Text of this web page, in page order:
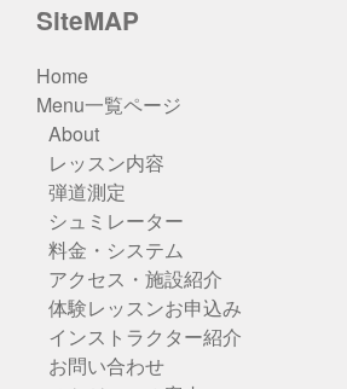
SiteMAP
Home
Menu一覧ページ
About
レッスン内容
弾道測定
シュミレーター
料金・システム
アクセス・施設紹介
体験レッスンお申込み
インストラクター紹介
お問い合わせ